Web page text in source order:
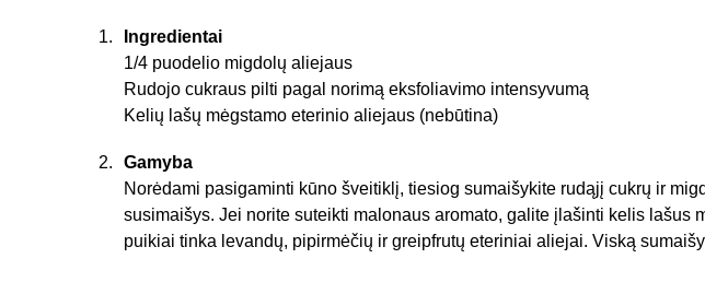
Ingredientai
1/4 puodelio migdolų aliejaus
Rudojo cukraus pilti pagal norimą eksfoliavimo intensyvumą
Kelių lašų mėgstamo eterinio aliejaus (nebūtina)
Gamyba
Norėdami pasigaminti kūno šveitiklį, tiesiog sumaišykite rudąjį cukrų ir
susimaišys. Jei norite suteikti malonaus aromato, galite įlašinti kelis lašus
puikiai tinka levandų, pipirmėčių ir greipfrutų eteriniai aliejai. Viską